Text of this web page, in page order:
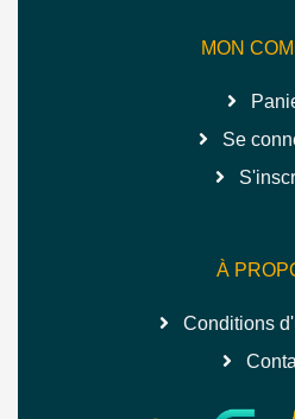
MON
Se
À
Conditions